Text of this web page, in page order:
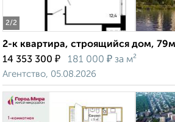
2/2
2-к квартира, строящийся дом,
14 353 300 ₽ 181 000 ₽ за м²
Агентство, 05.08.2026